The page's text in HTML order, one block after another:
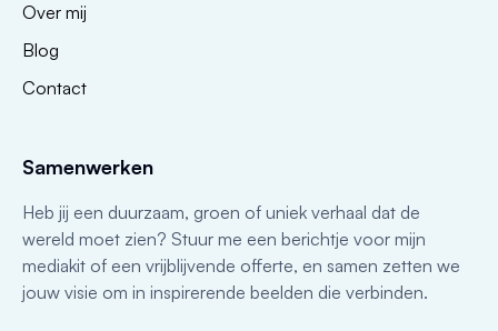
Over mij
Blog
Contact
Samenwerken
Heb jij een duurzaam, groen of uniek verhaal dat de
wereld moet zien? Stuur me een berichtje voor mijn
mediakit of een vrijblijvende offerte, en samen zetten we
jouw visie om in inspirerende beelden die verbinden.